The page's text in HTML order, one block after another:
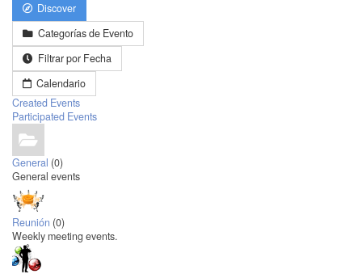
Discover
Categorías de Evento
Filtrar por Fecha
Calendario
Created Events
Participated Events
General (0)
General events
Reunión (0)
Weekly meeting events.